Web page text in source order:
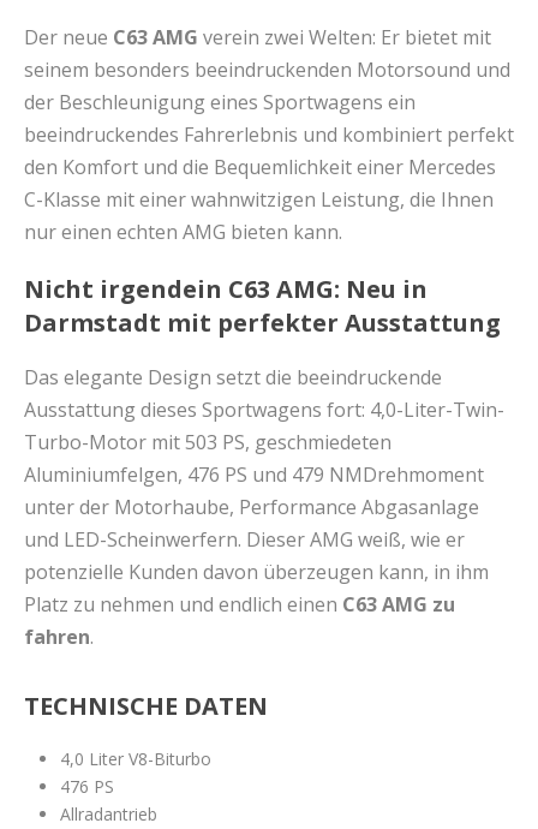
Der neue C63 AMG verein zwei Welten: Er bietet mit
seinem besonders beeindruckenden Motorsound und
der Beschleunigung eines Sportwagens ein
beeindruckendes Fahrerlebnis und kombiniert perfekt
den Komfort und die Bequemlichkeit einer Mercedes
C-Klasse mit einer wahnwitzigen Leistung, die Ihnen
nur einen echten AMG bieten kann.
Nicht irgendein C63 AMG: Neu in
Darmstadt mit perfekter Ausstattung
Das elegante Design setzt die beeindruckende
Ausstattung dieses Sportwagens fort: 4,0-Liter-Twin-
Turbo-Motor mit 503 PS, geschmiedeten
Aluminiumfelgen, 476 PS und 479 NMDrehmoment
unter der Motorhaube, Performance Abgasanlage
und LED-Scheinwerfern. Dieser AMG weiß, wie er
potenzielle Kunden davon überzeugen kann, in ihm
Platz zu nehmen und endlich einen C63 AMG zu
fahren.
TECHNISCHE DATEN
4,0 Liter V8-Biturbo
476 PS
Allradantrieb